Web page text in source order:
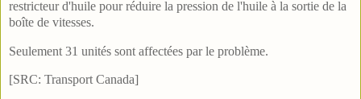
restricteur d'huile pour réduire la pression de l'huile à la sortie de la
boîte de vitesses.
Seulement 31 unités sont affectées par le problème.
[SRC: Transport Canada]